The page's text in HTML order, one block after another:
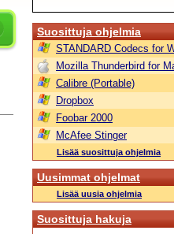
Suosittuja ohjelmia
STANDARD Codecs for
Mozilla Thunderbird for
Calibre (Portable)
Dropbox
Foobar 2000
McAfee Stinger
Lisää suosittuja ohjelmia
Uusimmat ohjelmat
Lisää uusia ohjelmia
Suosittuja hakuja